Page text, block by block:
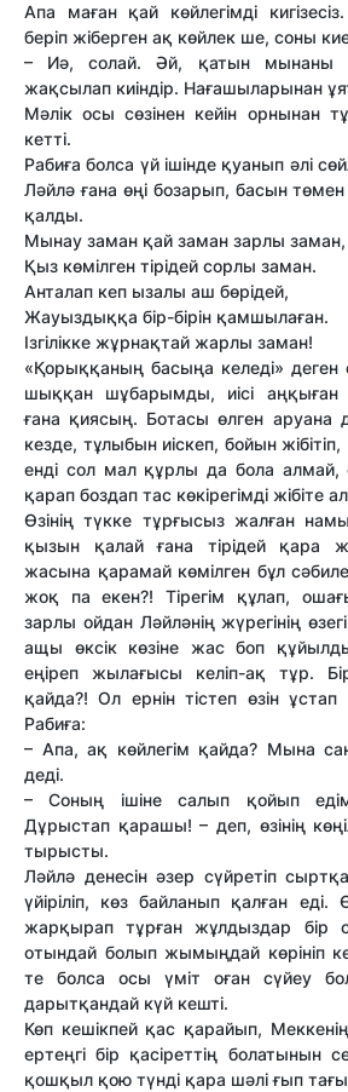
Апа маған қай көйлегімді
беріп жіберген ақ көйлек ше, соны
– Иә, солай. Әй, қатын мынаны
жақсылап киіндір. Нағашыларынан
Мәлік осы сөзінен кейін орнынан
кетті.
Рабиға болса үй ішінде қуанып әлі
Ләйлә ғана өңі бозарып, басын
қалды.
Мынау заман қай заман зарлы заман,
Қыз көмілген тірідей сорлы заман.
Анталап кеп ызалы аш бөрідей,
Жауыздыққа бір-бірін қамшылаған.
Ізгілікке жұрнақтай жарлы заман!
«Қорыққаның басыңа келеді» деген
шыққан шұбарымды, иісі
ғана қиясың. Ботасы өлген аруана
кезде, тұлыбын иіскеп, бойын жібітіп,
енді сол мал құрлы да бола алмай,
қарап боздап тас көкірегімді жібіте
Өзінің түкке тұрғысыз жалған
қызын қалай ғана тірідей қара
жасына қарамай көмілген бұл
жоқ па екен?! Тірегім құлап,
зарлы ойдан Ләйләнің жүрегінің
ащы өксік көзіне жас боп
еңіреп жылағысы келіп-ақ тұр.
қайда?! Ол ернін тістеп өзін
Рабиға:
– Апа, ақ көйлегім қайда? Мына
деді.
– Соның ішіне салып қойып
Дұрыстап қарашы! – деп, өзінің
тырысты.
Ләйлә денесін әзер сүйретіп
үйіріліп, көз байланып қалған еді.
жарқырап тұрған жұлдыздар бір
отындай болып жымыңдай көрініп
те болса осы үміт оған сүйеу
дарытқандай күй кешті.
Көп кешікпей қас қарайып,
ертеңгі бір қасіреттің болатынын
қошқыл қою түнді қара шәлі ғып